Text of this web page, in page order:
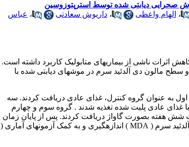
صحرایی دیابتی شده توسط استرپتوزوسین
، الهام واعظی ، داریوش سعادتی ، عباس
اثرات ناشی از بیماریهای متابولیک کاربرد داشته است.
و سطح مالون دی آلدئید سرم در موش­های دیابتی شده با
گروه اول به عنوان گروه کنترل، غذای عادی دریافت کردند. سه
غذای عادی پلیت شده تغذیه شدند . گروه سوم و چهارم
بر کیلوگرم وزن بدن به مدت شش هفته بصورت گاواژ دریافت کردند. پس از پایان زمان
آزمایش، از قلب رت­ها خونگیری شد و سطح گلوکز سرم ،لیپوپروتئین و میزان مالون دی آلدئید سرم ( MDA ) اندازه­گیری و به کمک آزمون­های آماری (